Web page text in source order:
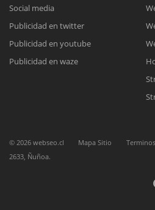
Nuestros ejecutivos le enviarán un
Meet para la
Complete el formulario y nos
Chat
para enviarnos un correo
Social media
Publicidad en twitter
Publicidad en youtube
Publicidad en waze
© 2026 webseo.cl Mapa Sitio Terminos
2633, Ñuñoa.